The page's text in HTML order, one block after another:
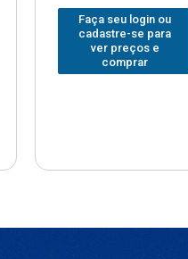
Faça seu login ou
cadastre-se para
ver preços e
comprar